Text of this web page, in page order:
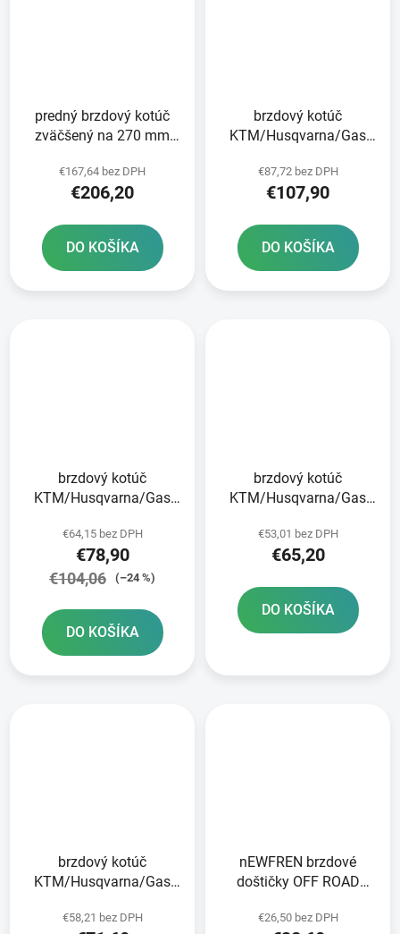
predný brzdový kotúč
zväčšený na 270 mm
€167,64 bez DPH
€206,20
DO KOŠÍKA
brzdový kotúč
KTM/Husqvarna/Gas
€87,72 bez DPH
€107,90
DO KOŠÍKA
brzdový kotúč
KTM/Husqvarna/Gas
€64,15 bez DPH
€78,90
€104,06 (–24 %)
DO KOŠÍKA
brzdový kotúč
KTM/Husqvarna/Gas
€53,01 bez DPH
€65,20
DO KOŠÍKA
brzdový kotúč
KTM/Husqvarna/Gas
€58,21 bez DPH
nEWFREN brzdové
doštičky OFF ROAD
balení
€26,50 bez DPH